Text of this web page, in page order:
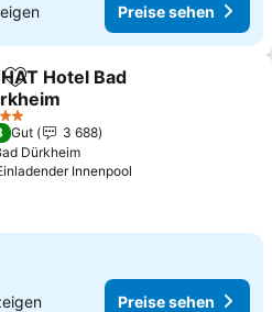
Preise sehen
Zu Favoriten hinzufügen
Hotel Bad
Gut
3 688
Dürkheim
Innenpool
Preise sehen